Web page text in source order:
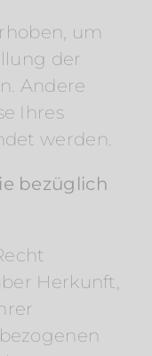
um
der
Andere
Ihres
werden.
bezüglich
Herkunft,